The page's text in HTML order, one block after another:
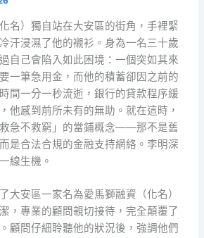
名）獨自站在大安區的街角，手裡緊
汗浸濕了他的襯衫。身為一名三十歲
自己會陷入如此困境：一個突如其來
一筆急用金，而他的積蓄卻因之前的
間一分一秒流逝，銀行的貸款程序緩
他感到前所未有的無助。就在這時，
急不救窮」的當鋪概念——那不是舊
是合法合規的金融支持網絡。李明深
線生機。
大安區一家名為愛馬獅融資（化名）
，專業的顧問親切接待，完全顛覆了
顧問仔細聆聽他的狀況後，強調他們